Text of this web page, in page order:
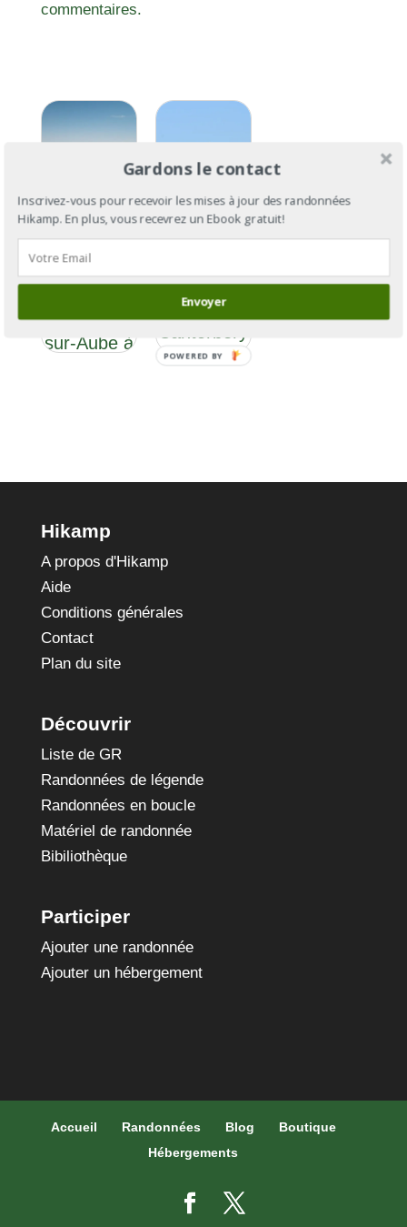
commentaires.
Via
Francigena
de Bar-
sur-Aube à
Francigena
: de
à Rome
Hikamp
A propos d'Hikamp
Aide
Conditions générales
Contact
Plan du site
Découvrir
Liste de GR
Randonnées de légende
Randonnées en boucle
Matériel de randonnée
Bibiliothèque
Participer
Ajouter une randonnée
Ajouter un hébergement
Accueil Randonnées Blog
Boutique
Hébergements
Gardons le contact
Inscrivez-vous pour recevoir les mises à jour des randonnées
Hikamp. En plus, vous recevrez un Ebook gratuit!
Envoyer
POWERED BY